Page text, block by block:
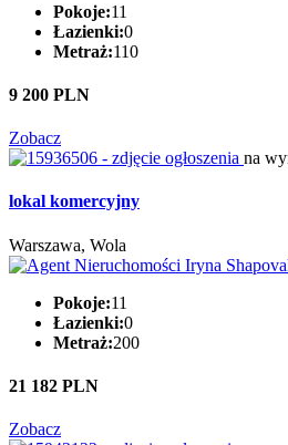
Pokoje:11
Łazienki:0
Metraż:110
9 200 PLN
Zobacz
na
lokal komercyjny
Warszawa, Wola
Pokoje:11
Łazienki:0
Metraż:200
21 182 PLN
Zobacz